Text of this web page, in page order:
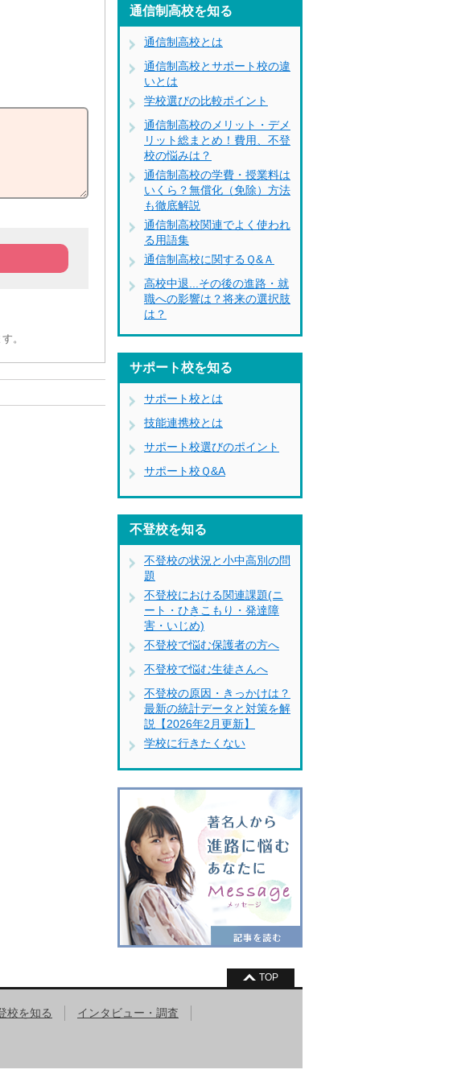
。
通信制高校を知る
通信制高校とは
通信制高校とサポート校の違
いとは
学校選びの比較ポイント
通信制高校のメリット・デメ
リット総まとめ！費用、不登
校の悩みは？
通信制高校の学費・授業料は
いくら？無償化（免除）方法
も徹底解説
通信制高校関連でよく使われ
る用語集
通信制高校に関するＱ&Ａ
高校中退...その後の進路・就
職への影響は？将来の選択肢
は？
サポート校を知る
サポート校とは
技能連携校とは
サポート校選びのポイント
サポート校Ｑ&A
不登校を知る
不登校の状況と小中高別の問
題
不登校における関連課題(ニ
ート・ひきこもり・発達障
害・いじめ)
不登校で悩む保護者の方へ
不登校で悩む生徒さんへ
不登校の原因・きっかけは？
最新の統計データと対策を解
説【2026年2月更新】
学校に行きたくない
TOP
校を知る
インタビュー・調査